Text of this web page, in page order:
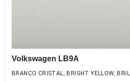
Volkswagen LB9A
BRANCO CRISTAL, BRIGHT YELLOW,